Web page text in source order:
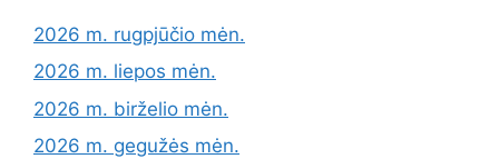
2026 m. rugpjūčio mėn.
2026 m. liepos mėn.
2026 m. birželio mėn.
2026 m. gegužės mėn.